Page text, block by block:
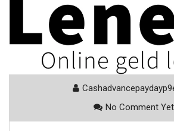
No Comment Yet